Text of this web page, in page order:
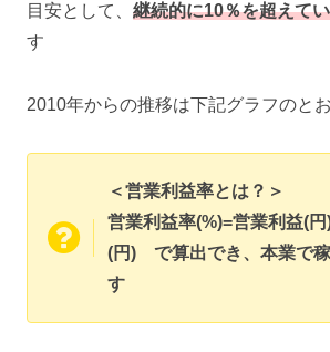
目安として、 継続的に10％を超えて
す
2010年からの推移は下記グラフのと
＜営業利益率とは？＞
営業利益率(%)=営業利益
(円) で算出でき、本業で
す